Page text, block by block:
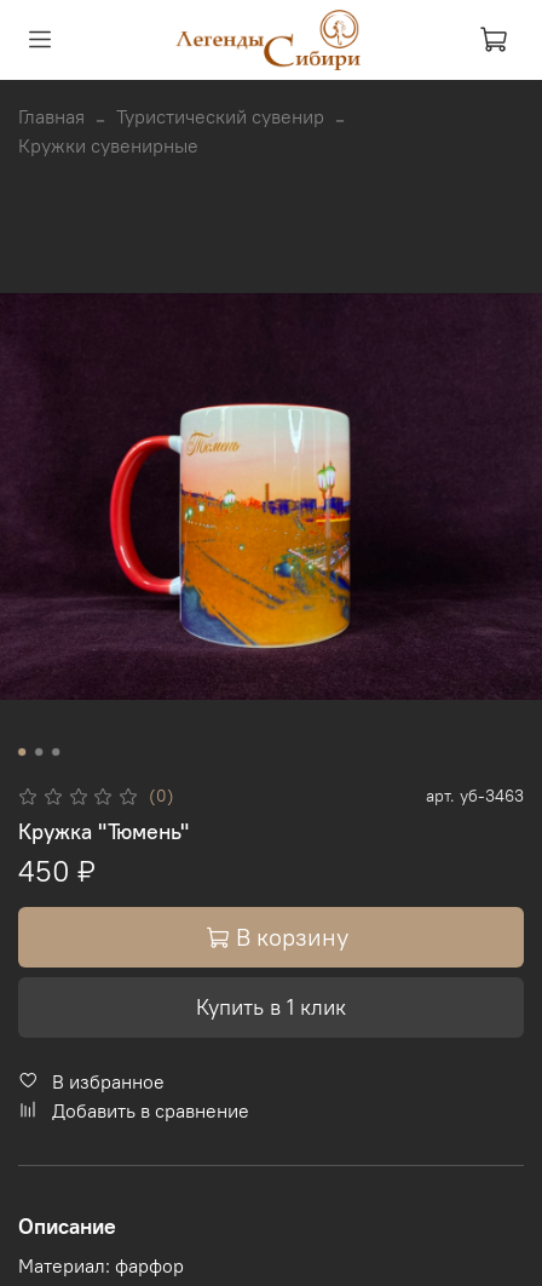
Главная
Туристический сувенир
Кружки сувенирные
(0) арт. уб-3463
Кружка "Тюмень"
450 ₽
В корзину
Купить в 1 клик
В избранное
Добавить в сравнение
Описание
Материал: фарфор